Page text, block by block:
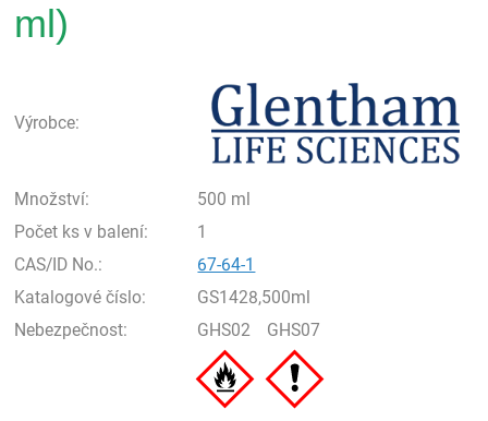
ml)
Výrobce:
Množství:
500 ml
Počet ks v balení:
1
CAS/ID No.:
67-64-1
Katalogové číslo:
GS1428,500ml
Nebezpečnost:
GHS02 GHS07